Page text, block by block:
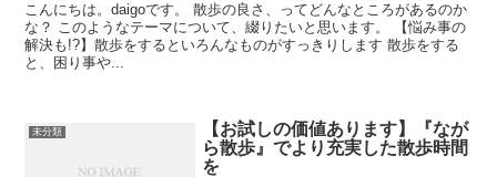
こんにちは。daigoです。 散歩の良さ、ってどんなところがあるのか
な？ このようなテーマについて、綴りたいと思います。 【悩み事の
解決も!?】散歩をするといろんなものがすっきりします 散歩をする
と、困り事や...
未分類
【お試しの価値あります】『なが
ら散歩』でより充実した散歩時間
を